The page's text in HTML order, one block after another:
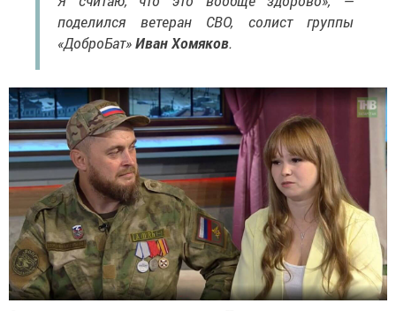
поделился ветеран СВО, солист группы
«ДоброБат»Иван Хомяков.